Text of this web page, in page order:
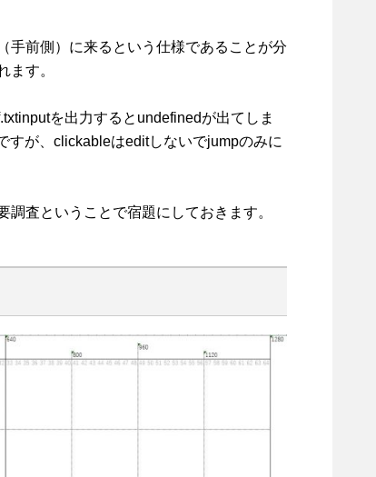
前側）に来るという仕様であることが分
ます。
を出力するとundefinedが出てしま
が、clickableはeditしないでjumpのみに
査ということで宿題にしておきます。